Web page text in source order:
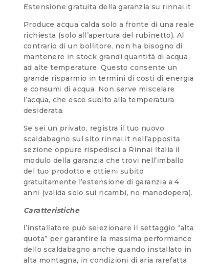
Estensione gratuita della garanzia su rinnai.it
Produce acqua calda solo a fronte di una reale
richiesta (solo all’apertura del rubinetto). Al
contrario di un bollitore, non ha bisogno di
mantenere in stock grandi quantità di acqua
ad alte temperature. Questo consente un
grande risparmio in termini di costi di energia
e consumi di acqua. Non serve miscelare
l’acqua, che esce subito alla temperatura
desiderata.
Se sei un privato, registra il tuo nuovo
scaldabagno sul sito rinnai.it nell’apposita
sezione oppure rispedisci a Rinnai Italia il
modulo della garanzia che trovi nell’imballo
del tuo prodotto e ottieni subito
gratuitamente l’estensione di garanzia a 4
anni (valida solo sui ricambi, no manodopera).
Caratteristiche
l’installatore può selezionare il settaggio “alta
quota” per garantire la massima performance
dello scaldabagno anche quando installato in
alta montagna, in condizioni di aria rarefatta